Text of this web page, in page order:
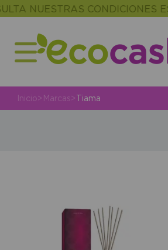
NUESTRAS CONDICIONES
Inicio> Marcas> Tiama